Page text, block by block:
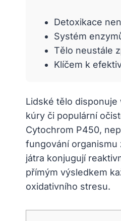
Detoxikace
Systém
Tělo neustále
Klíčem k
Lidské tělo
kúry či populární
Cytochrom P450,
fungování organismu
játra konjugují
přímým výsledkem
oxidativního stresu.